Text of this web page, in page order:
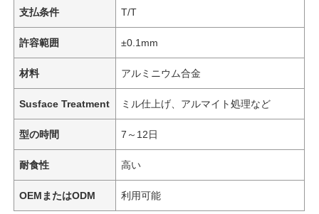
支払条件 T/T
許容範囲 ±0.1mm
材料 アルミニウム合金
Susface Treatment ミル仕上げ、アルマイト処理など
型の時間 7～12日
耐食性 高い
OEMまたはODM 利用可能